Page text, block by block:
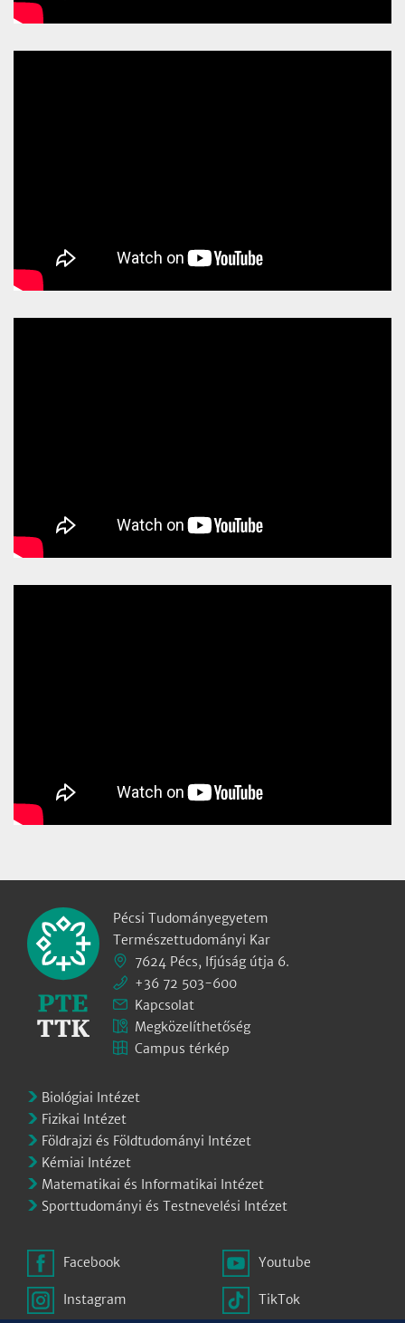
Pécsi Tudományegyetem
Természettudományi Kar
7624 Pécs, Ifjúság útja 6.
+36 72 503-600
Kapcsolat
Megközelíthetőség
Campus térkép
Biológiai Intézet
Fizikai Intézet
Földrajzi és Földtudományi Intézet
Kémiai Intézet
Matematikai és Informatikai Intézet
Sporttudományi és Testnevelési Intézet
Facebook
Instagram
Youtube
TikTok